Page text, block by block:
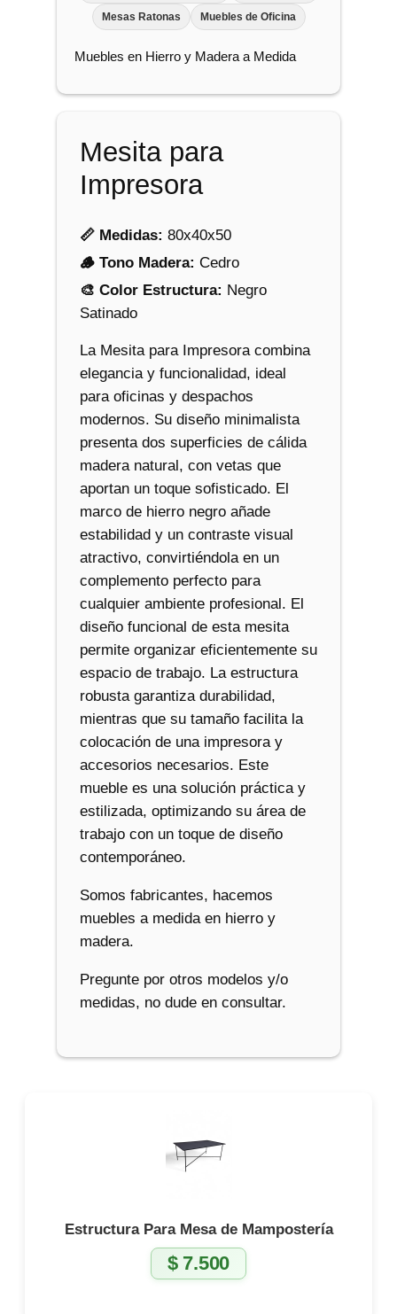
e
a
Mesas Ratonas Muebles de Oficina
Muebles en Hierro y Madera a Medida
Mesita para
Impresora
📏 Medidas: 80x40x50
🪵 Tono Madera: Cedro
🎨 Color Estructura: Negro
Satinado
La Mesita para Impresora combina
elegancia y funcionalidad, ideal
para oficinas y despachos
modernos. Su diseño minimalista
presenta dos superficies de cálida
madera natural, con vetas que
aportan un toque sofisticado. El
marco de hierro negro añade
estabilidad y un contraste visual
atractivo, convirtiéndola en un
complemento perfecto para
cualquier ambiente profesional. El
diseño funcional de esta mesita
permite organizar eficientemente su
espacio de trabajo. La estructura
robusta garantiza durabilidad,
mientras que su tamaño facilita la
colocación de una impresora y
accesorios necesarios. Este
mueble es una solución práctica y
estilizada, optimizando su área de
trabajo con un toque de diseño
contemporáneo.
Somos fabricantes, hacemos
muebles a medida en hierro y
madera.
Pregunte por otros modelos y/o
medidas, no dude en consultar.
Estructura Para Mesa de Mampostería
$7.500